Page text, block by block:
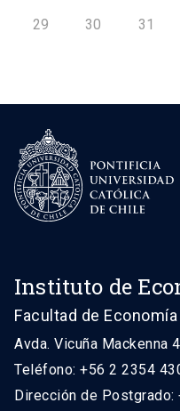
29 30 31
Instituto de
Facultad de
Avda. Vicuña Mackenna
Teléfono: +56 2 2354
Dirección de Postgrado: